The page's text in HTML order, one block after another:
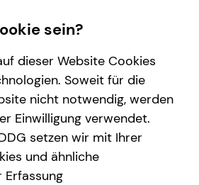
Anruf
sein?
dieser Website Cookies
Soweit für die
nicht notwendig, werden
Einwilligung verwendet.
setzen wir mit Ihrer
und ähnliche
Erfassung